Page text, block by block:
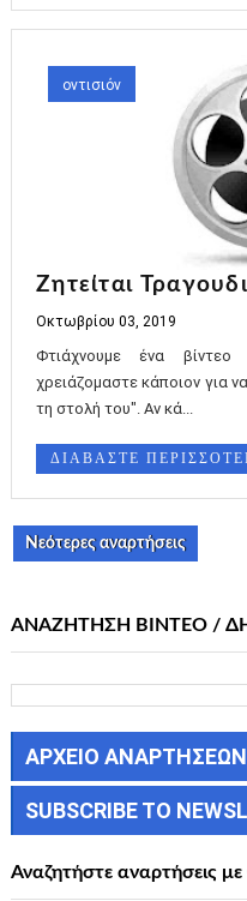
οντισιόν
Ζητείται
Οκτωβρίου 03, 2019
Φτιάχνουμε ένα
χρειάζομαστε κάποιον για
τη στολή του". Αν κά...
ΔΙΑΒΑΣΤΕ
Νεότερες αναρτήσεις
ΑΝΑΖΗΤΗΣΗ ΒΙΝΤΕΟ /
ΑΡΧΕΙΟ ΑΝΑΡΤΗΣΕΩΝ
SUBSCRIBE TO
Αναζητήστε αναρτήσεις